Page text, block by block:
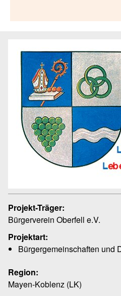
Projekt-Träger:
Bürgerverein Oberfell e.V.
Projektart:
Bürgergemeinschaften und
Region:
Mayen-Koblenz (LK)